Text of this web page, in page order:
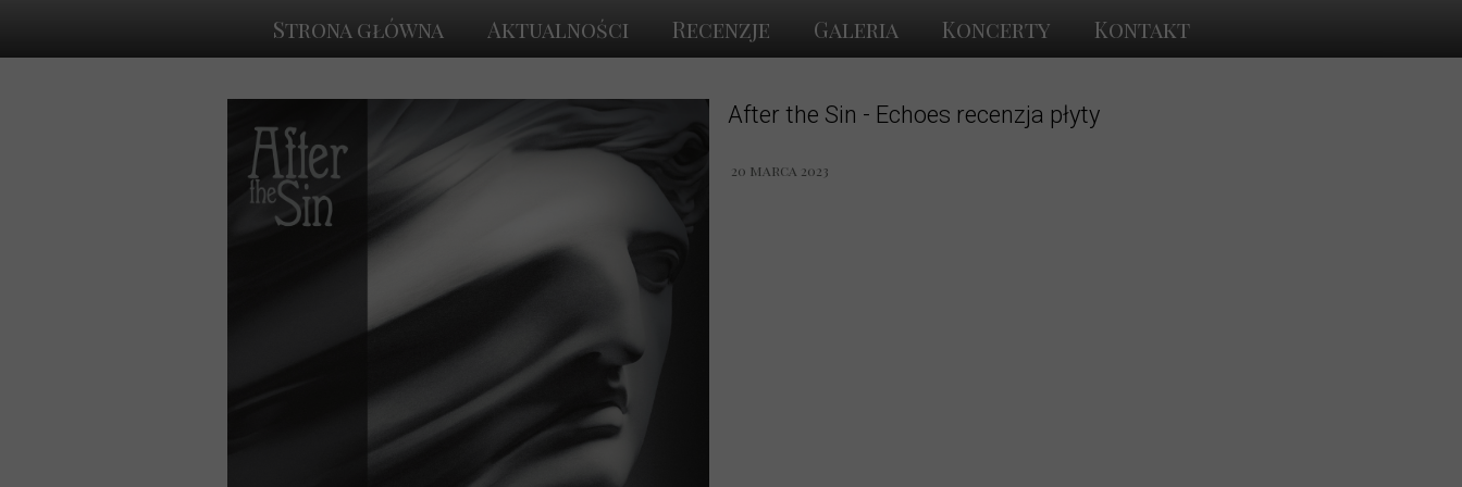
Strona główna Aktualności Recenzje Galeria Koncerty Kontakt
After the Sin - Echoes recenzja płyty
20 marca 2023